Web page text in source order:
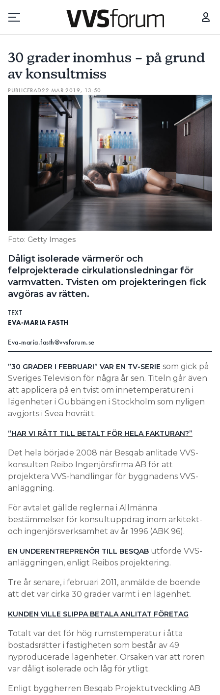
Prenumerera
Hantera prenumeration
Lediga jobb
Annonsera
Läs E-tidningen
Om tidningen
Kontakt
Information om GDPR
SEARCH
30 grader inomhus – på grund
av konsultmiss
PUBLICERAD22 MAR 2019, 13:50
Foto: Getty Images
Dåligt isolerade värmerör och
felprojekterade cirkulationsledningar för
varmvatten. Tvisten om projekteringen fick
avgöras av rätten.
TEXT
EVA-MARIA FASTH
Eva-maria.fasth@vvsforum.se
”30 GRADER I FEBRUARI” VAR EN TV-SERIE som gick på
Sveriges Television för några år sen. Titeln går även
att applicera på en tvist om innetemperaturen i
lägenheter i Gubbängen i Stockholm som nyligen
avgjorts i Svea hovrätt.
“HAR VI RÄTT TILL BETALT FÖR HELA FAKTURAN?”
Det hela började 2008 när Besqab anlitade VVS-
konsulten Reibo Ingenjörsfirma AB för att
projektera VVS-handlingar för byggnadens VVS-
anläggning.
För avtalet gällde reglerna i Allmänna
bestämmelser för konsultuppdrag inom arkitekt-
och ingenjörsverksamhet av år 1996 (ABK 96).
EN UNDERENTREPRENÖR TILL BESQAB utförde VVS-
anläggningen, enligt Reibos projektering.
Tre år senare, i februari 2011, anmälde de boende
att det var cirka 30 grader varmt i en lägenhet.
KUNDEN VILLE SLIPPA BETALA ANLITAT FÖRETAG
Totalt var det för hög rumstemperatur i åtta
bostadsrätter i fastigheten som består av 49
nyproducerade lägenheter. Orsaken var att rören
var dåligt isolerade och låg för ytligt.
Enligt byggherren Besqab Projektutveckling AB